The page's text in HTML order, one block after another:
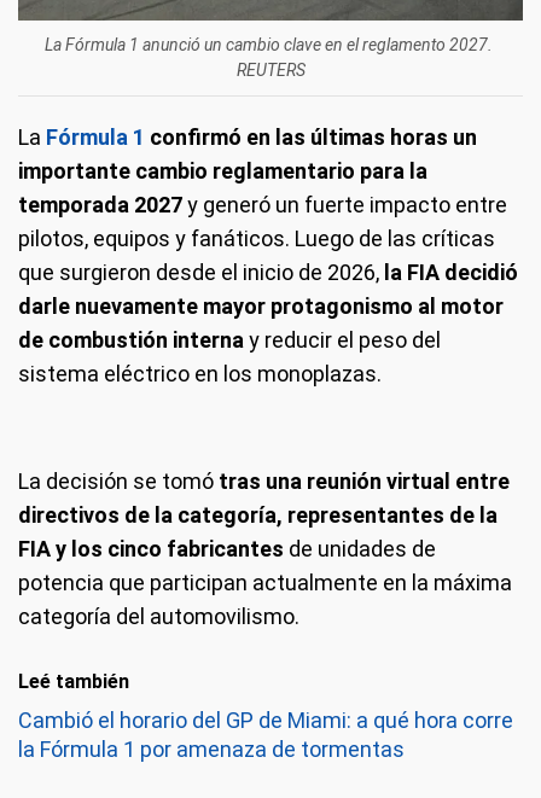
La Fórmula 1 anunció un cambio clave en el reglamento 2027.
REUTERS
La Fórmula 1 confirmó en las últimas horas un
importante cambio reglamentario para la
temporada 2027y generó un fuerte impacto entre
pilotos, equipos y fanáticos. Luego de las críticas
que surgieron desde el inicio de 2026, la FIA decidió
darle nuevamente mayor protagonismo al motor
de combustión interna y reducir el peso del
sistema eléctrico en los monoplazas.
La decisión se tomó tras una reunión virtual entre
directivos de la categoría, representantes de la
FIA y los cinco fabricantes de unidades de
potencia que participan actualmente en la máxima
categoría del automovilismo.
Leé también
Cambió el horario del GP de Miami: a qué hora corre
la Fórmula 1 por amenaza de tormentas